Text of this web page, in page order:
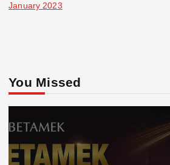
January 2023
You Missed